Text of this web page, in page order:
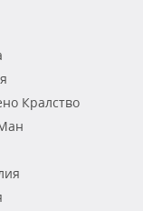
Кралство